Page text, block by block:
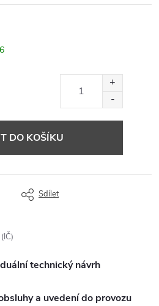
DO KOŠÍKU
Sdílet
technický návrh
a uvedení do provozu